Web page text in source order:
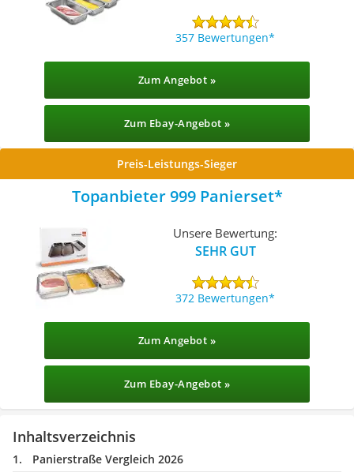
357 Bewertungen
Zum Angebot »
Zum Ebay-Angebot »
Preis-Leistungs-Sieger
Topanbieter 999 Panierset
Unsere Bewertung:
SEHR GUT
372 Bewertungen
Zum Angebot »
Zum Ebay-Angebot »
Inhaltsverzeichnis
Panierstraße Vergleich 2026